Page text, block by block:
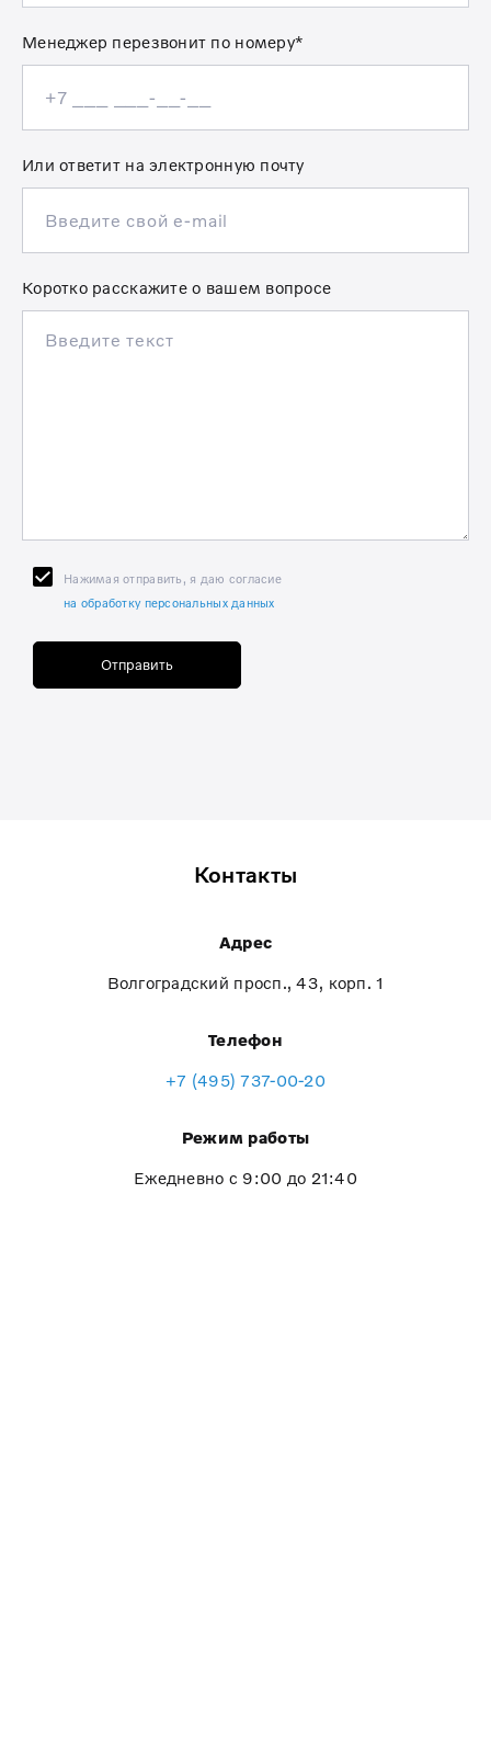
Менеджер перезвонит по номеру*
Или ответит на электронную почту
Коротко расскажите о вашем вопросе
Нажимая отправить, я даю согласие
на обработку персональных данных
Отправить
Контакты
Адрес
Волгоградский просп., 43, корп. 1
Телефон
+7 (495) 737-00-20
Режим работы
Ежедневно с 9:00 до 21:40